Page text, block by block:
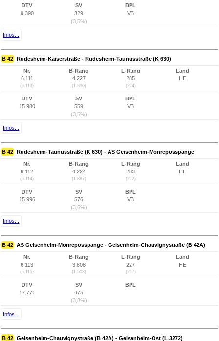
DTV
9.390
SV
329
(3,5%)
BPL
VB
Infos...
B 42 Rüdesheim-Kaiserstraße - Rüdesheim-Taunusstraße (K 630)
Nr.
6.111
(6.113)
B-Rang
4.227
(1.890)
L-Rang
285
(274)
Land
HE
DTV
15.980
SV
559
(3,5%)
BPL
VB
Infos...
B 42 Rüdesheim-Taunusstraße (K 630) - AS Geisenheim-Monreposspange
Nr.
6.112
(6.114)
B-Rang
4.224
(1.887)
L-Rang
283
(272)
Land
HE
DTV
15.996
SV
576
(3,6%)
BPL
VB
Infos...
B 42 AS Geisenheim-Monreposspange - Geisenheim-Chauvignystraße (B 42A)
Nr.
6.113
(6.115)
B-Rang
3.808
(1.503)
L-Rang
227
(217)
Land
HE
DTV
17.771
SV
675
(3,8%)
BPL
Infos...
B 42 Geisenheim-Chauvignystraße (B 42A) - Geisenheim-Ost (L 3272)